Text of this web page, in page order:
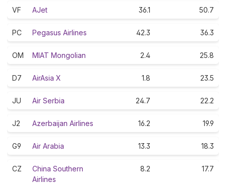
VF AJet 36.1 50.7
PC Pegasus Airlines 42.3 36.3
OM MIAT Mongolian 2.4 25.8
D7 AirAsia X 1.8 23.5
JU Air Serbia 24.7 22.2
J2 Azerbaijan Airlines 16.2 19.9
G9 Air Arabia 13.3 18.3
CZ
China Southern
Airlines
8.2 17.7